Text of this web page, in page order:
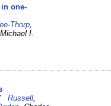
one-
Thorp
, Michael I.
/Russell